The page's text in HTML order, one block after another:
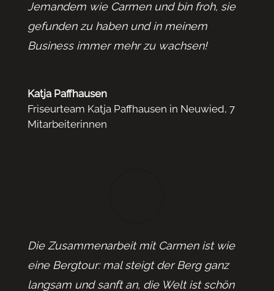
Jemandem wie Carmen und bin froh, sie
gefunden zu haben und in meinem
Business immer mehr zu wachsen!
Katja Paffhausen
Friseurteam Katja Paffhausen in Neuwied, 7
Mitarbeiterinnen
Die Zusammenarbeit mit Carmen ist wie
eine Bergtour: mal steigt der Berg ganz
langsam und sanft an, die Welt ist schön